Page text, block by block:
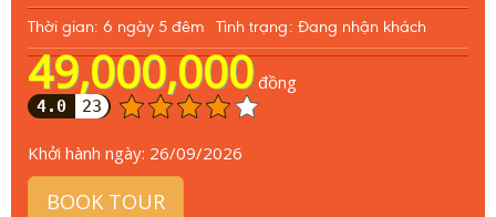
Thời gian: 6 ngày 5 đêm Tình trạng: Đang nhận khách
49,000,000đồng
4.0 23
Khởi hành ngày: 26/09/2026
BOOK TOUR